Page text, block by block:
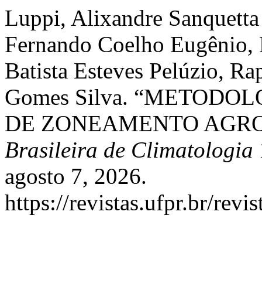
Luppi, Alixandre
Fernando Coelho Eugênio,
Batista Esteves Pelúzio,
Gomes Silva.
DE ZONEAMENTO
Brasileira de Climatologia
agosto 7, 2026.
https://revistas.ufpr.br/